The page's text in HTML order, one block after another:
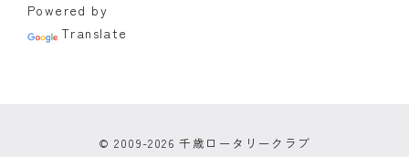
Powered by
Translate
© 2009-2026 千歳ロータリークラブ